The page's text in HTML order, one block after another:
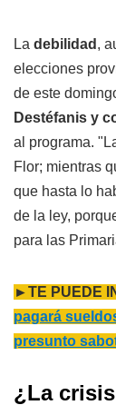
La debilidad ,
elecciones
de este
Destéfanis y
al programa.
Flor; mientras
que hasta lo
de la ley,
para las
►TE PUEDE
pagará
presunto
¿La